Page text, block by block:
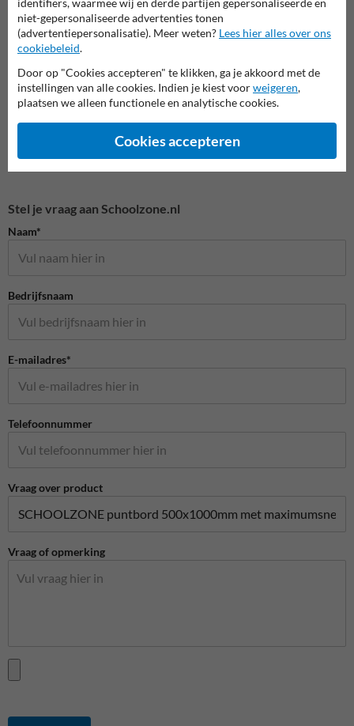
Stel je vraag aan Schoolzone.nl
Naam*
Bedrijfsnaam
E-mailadres*
Telefoonnummer
Vraag over product
Vraag of opmerking
identifiers, waarmee wij en derde partijen gepersonaliseerde en
niet-gepersonaliseerde advertenties tonen
(advertentiepersonalisatie). Meer weten? Lees hier alles over ons
cookiebeleid.
Door op "Cookies accepteren" te klikken, ga je akkoord met de
instellingen van alle cookies. Indien je kiest voorweigeren,
plaatsen we alleen functionele en analytische cookies.
Cookies accepteren